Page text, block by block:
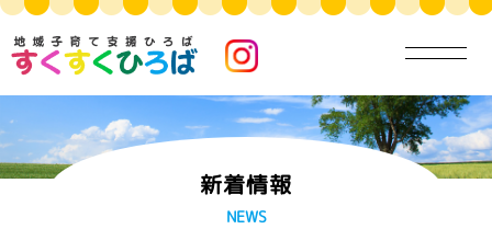
新着情報
NEWS